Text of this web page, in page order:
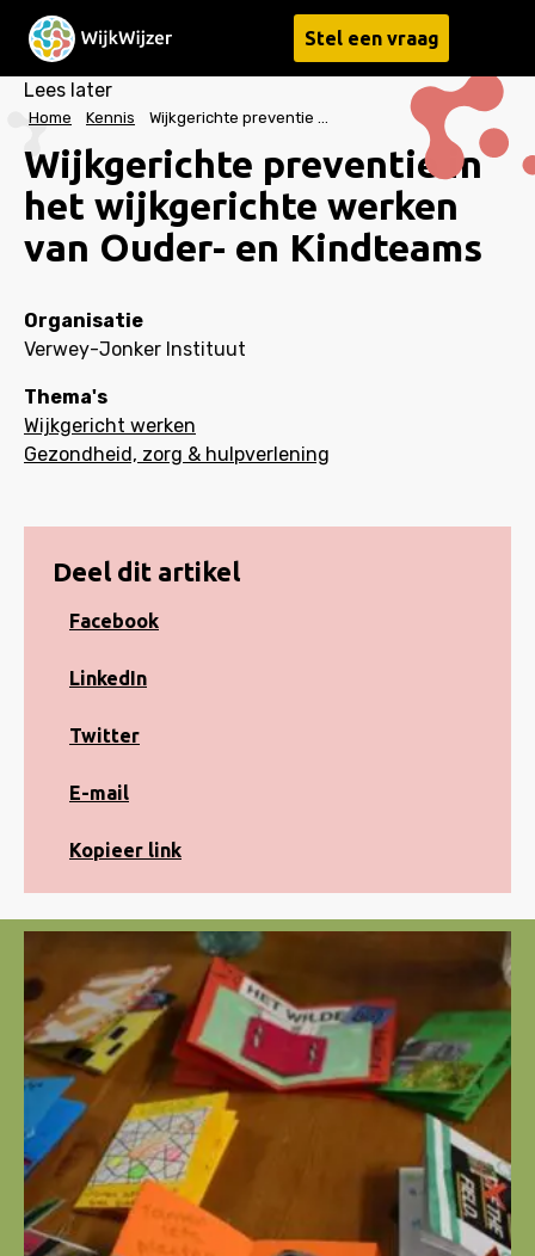
Stel een vraag
Home Kennis Wijkgerichte preventie in het wijkgerichte werken van Ouder- en Kindteams
Lees later
Wijkgerichte preventie in
het wijkgerichte werken
van Ouder- en Kindteams
Organisatie
Verwey-Jonker Instituut
Thema's
Wijkgericht werken
Gezondheid, zorg & hulpverlening
Deel dit artikel
Share
Facebook
Facebook
Share
LinkedIn
LinkedIn
Share
Twitter
Twitter
Share
e-
E-mail
Kopiëren
Kopieer link